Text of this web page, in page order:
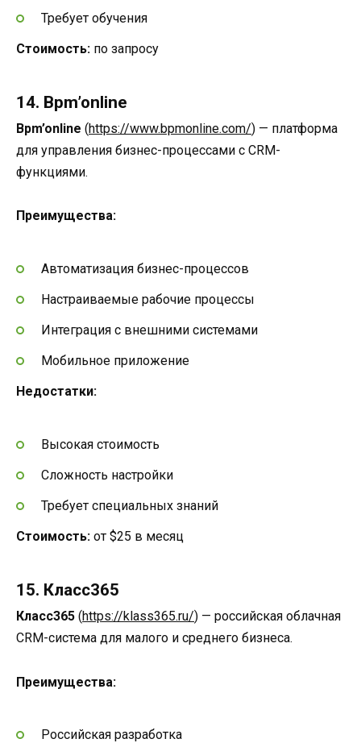
Требует обучения
Стоимость: по запросу
14. Bpm’online
Bpm’online (https://www.bpmonline.com/) — платформа
для управления бизнес-процессами с CRM-
функциями.
Преимущества:
Автоматизация бизнес-процессов
Настраиваемые рабочие процессы
Интеграция с внешними системами
Мобильное приложение
Недостатки:
Высокая стоимость
Сложность настройки
Требует специальных знаний
Стоимость: от $25 в месяц
15. Класс365
Класс365 (https://klass365.ru/) — российская облачная
CRM-система для малого и среднего бизнеса.
Преимущества:
Российская разработка